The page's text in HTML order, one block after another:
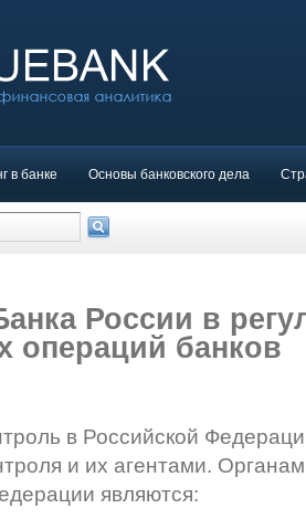
в банке Основы банковского дела
России в
операций банков
в Российской
и их агентами.
являются: